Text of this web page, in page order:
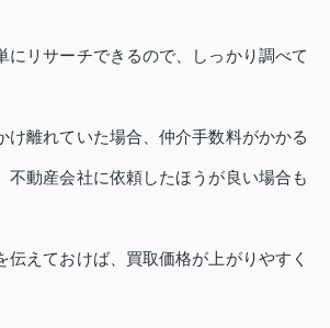
にリサーチできるので、しっかり調べて
け離れていた場合、仲介手数料がかかる
不動産会社に依頼したほうが良い場合も
伝えておけば、買取価格が上がりやすく